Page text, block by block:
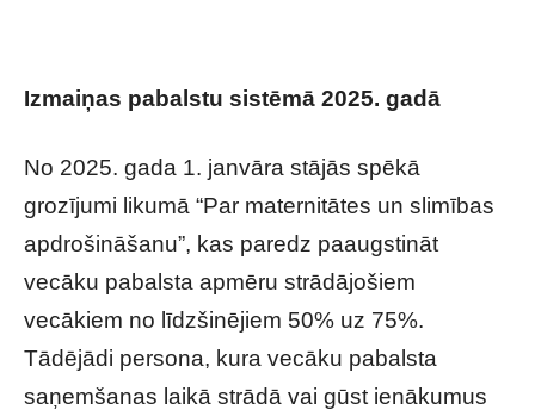
Izmaiņas pabalstu sistēmā 2025. gadā
No 2025. gada 1. janvāra stājās spēkā
grozījumi likumā “Par maternitātes un slimības
apdrošināšanu”, kas paredz paaugstināt
vecāku pabalsta apmēru strādājošiem
vecākiem no līdzšinējiem 50% uz 75%.
Tādējādi persona, kura vecāku pabalsta
saņemšanas laikā strādā vai gūst ienākumus